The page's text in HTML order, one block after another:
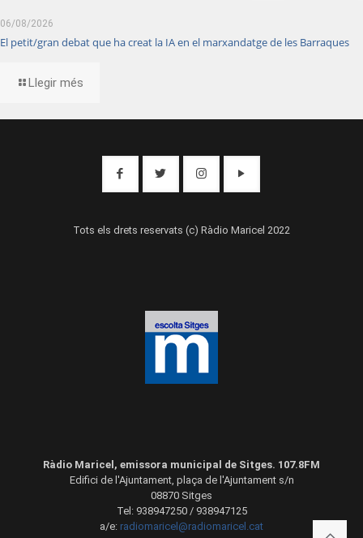
06/08/2026
El petit/gran debat que ha creat la IA en el marxandatge de les Barraques
Llegir més
Tots els drets reservats (c) Ràdio Maricel 2022
Ràdio Maricel, emissora municipal de Sitges. 107.8FM
Edifici de l'Ajuntament, plaça de l'Ajuntament s/n
08870 Sitges
Tel: 938947250 / 938947125
a/e: radiomaricel@radiomaricel.cat